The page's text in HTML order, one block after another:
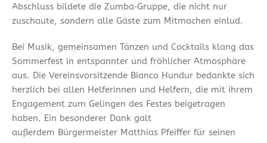
Abschluss bildete die Zumba‑Gruppe, die nicht nur
zuschaute, sondern alle Gäste zum Mitmachen einlud.
Bei Musik, gemeinsamen Tänzen und Cocktails klang das
Sommerfest in entspannter und fröhlicher Atmosphäre
aus. Die Vereinsvorsitzende Bianca Hundur bedankte sich
herzlich bei allen Helferinnen und Helfern, die mit ihrem
Engagement zum Gelingen des Festes beigetragen
haben. Ein besonderer Dank galt
außerdem Bürgermeister Matthias Pfeiffer für seinen